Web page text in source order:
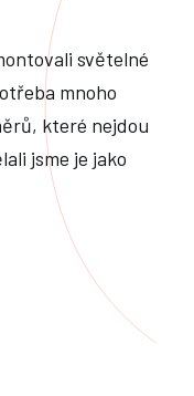
světelné
mnoho
které nejdou
jsme je jako